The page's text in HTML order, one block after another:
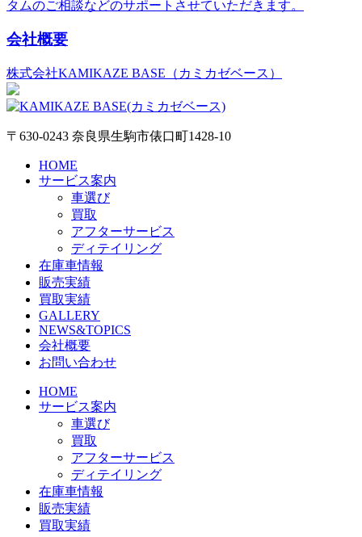
タムのご相談などのサポートさせていただきます。
会社概要
株式会社KAMIKAZE BASE（カミカゼベース）
〒630-0243 奈良県生駒市俵口町1428-10
HOME
サービス案内
車選び
買取
アフターサービス
ディテイリング
在庫車情報
販売実績
買取実績
GALLERY
NEWS&TOPICS
会社概要
お問い合わせ
HOME
サービス案内
車選び
買取
アフターサービス
ディテイリング
在庫車情報
販売実績
買取実績